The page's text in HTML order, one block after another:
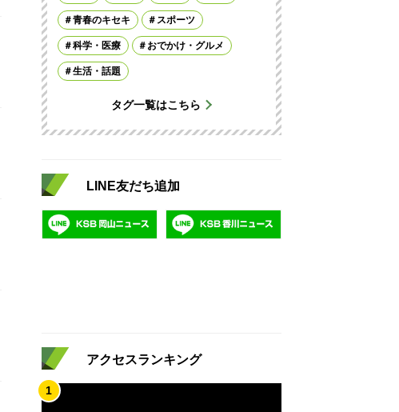
青春のキセキ スポーツ
科学・医療 おでかけ・グルメ
生活・話題
タグ一覧はこちら
LINE友だち追加
アクセスランキング
1